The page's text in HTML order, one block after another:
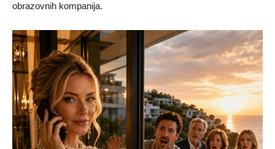
obrazovnih kompanija.